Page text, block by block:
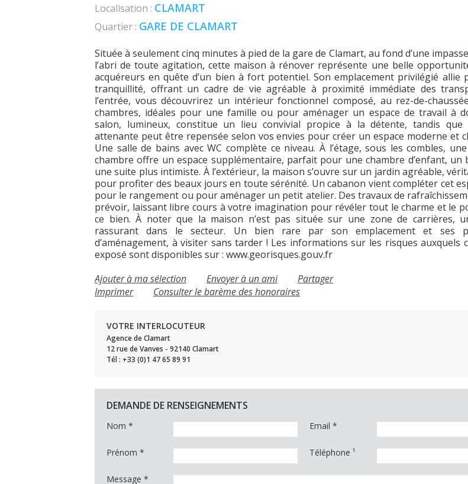
Localisation : CLAMART
Quartier : GARE DE CLAMART
Située à seulement cinq minutes à pied de la gare de Clamart, au fond d’une
l’abri de toute agitation, cette maison à rénover représente une belle
acquéreurs en quête d’un bien à fort potentiel. Son emplacement privilégié allie
tranquillité, offrant un cadre de vie agréable à proximité immédiate des
l’entrée, vous découvrirez un intérieur fonctionnel composé, au rez-de-
chambres, idéales pour une famille ou pour aménager un espace de travail à
salon, lumineux, constitue un lieu convivial propice à la détente, tandis que
attenante peut être repensée selon vos envies pour créer un espace moderne et
Une salle de bains avec WC complète ce niveau. À l’étage, sous les combles,
chambre offre un espace supplémentaire, parfait pour une chambre d’enfant, un
une suite plus intimiste. À l’extérieur, la maison s’ouvre sur un jardin agréable,
pour profiter des beaux jours en toute sérénité. Un cabanon vient compléter cet
pour le rangement ou pour aménager un petit atelier. Des travaux de
prévoir, laissant libre cours à votre imagination pour révéler tout le charme et le
ce bien. À noter que la maison n’est pas située sur une zone de carrières,
rassurant dans le secteur. Un bien rare par son emplacement et ses
d’aménagement, à visiter sans tarder ! Les informations sur les risques auxquels
exposé sont disponibles sur : www.georisques.gouv.fr
Ajouter à ma sélection
Envoyer à un ami
Partager
Imprimer
Consulter le barème des honoraires
VOTRE INTERLOCUTEUR
Agence de Clamart
12 rue de Vanves - 92140 Clamart
Tél : +33 (0)1 47 65 89 91
DEMANDE DE RENSEIGNEMENTS
Nom *
Prénom *
Email*
Téléphone ¹
Message *